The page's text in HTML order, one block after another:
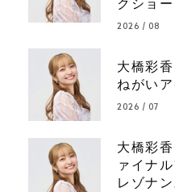
2026 / 08
大橋彩
ねがいア
2026 / 07
大橋彩
ァイナ
レゾナン